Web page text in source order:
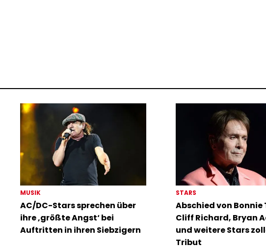
MUSIK
AC/DC-Stars sprechen über
ihre ‚größte Angst‘ bei
Auftritten in ihren Siebzigern
STARS
Abschied von Bonnie
Cliff Richard, Bryan
und weitere Stars
Tribut